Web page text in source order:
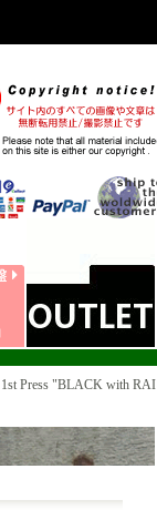
Press "BLACK with RAI